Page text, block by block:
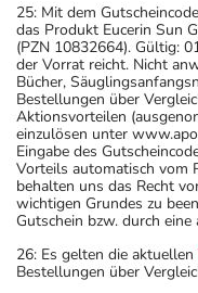
25: Mit dem
das Produkt Eucerin Sun
(PZN 10832664). Gültig:
der Vorrat reicht. Nicht
Bücher,
Bestellungen über
Aktionsvorteilen
einzulösen unter
Eingabe des
Vorteils automatisch vom
behalten uns das Recht
wichtigen Grundes zu
Gutschein bzw. durch
26: Es gelten die aktuellen
Bestellungen über